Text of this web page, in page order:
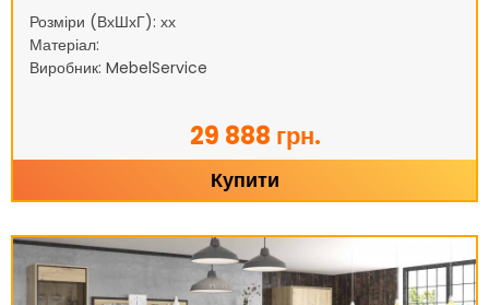
Розміри (ВхШхГ): хх
Матеріал:
Виробник: MebelService
29 888 грн.
Купити